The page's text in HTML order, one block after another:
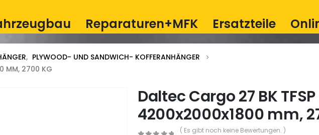
Reparaturen+MFK Ersatzteile
, PLYWOOD- UND SANDWICH- KOFFERANHÄNGER
MM, 2700 KG
Daltec Cargo 27 BK
4200x2000x1800 mm,
( Es gibt noch keine Bewertungen. )